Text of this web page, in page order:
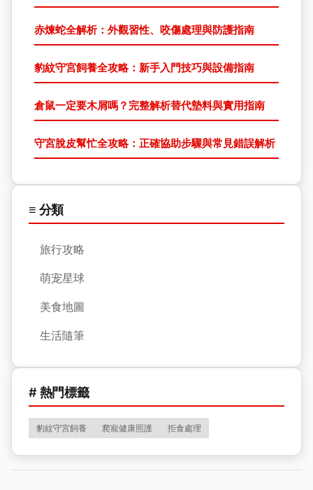
赤煉蛇全解析：外觀習性、咬傷處理與防護指南
豹紋守宮飼養全攻略：新手入門技巧與設備指南
倉鼠一定要木屑嗎？完整解析替代墊料與實用指南
守宮脫皮幫忙全攻略：正確協助步驟與常見錯誤解析
≡ 分類
旅行攻略
萌宠星球
美食地圖
生活隨筆
# 熱門標籤
豹紋守宮飼養 爬寵健康照護 拒食處理